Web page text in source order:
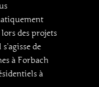
des projets
de
à Forbach
à